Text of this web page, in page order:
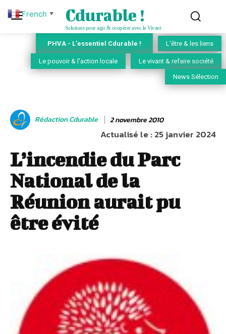
Cdurable !
Solutions pour agir & coopérer avec le Vivant
PHVA - L'essentiel Cdurable ! L'être & les liens
Le pouvoir & l'action locale Le vivant & refaire société
News Sélection
Rédaction Cdurable 2 novembre 2010
Actualisé le :25 janvier 2024
L’incendie du Parc
National de la
Réunion aurait pu
être évité
French ▼